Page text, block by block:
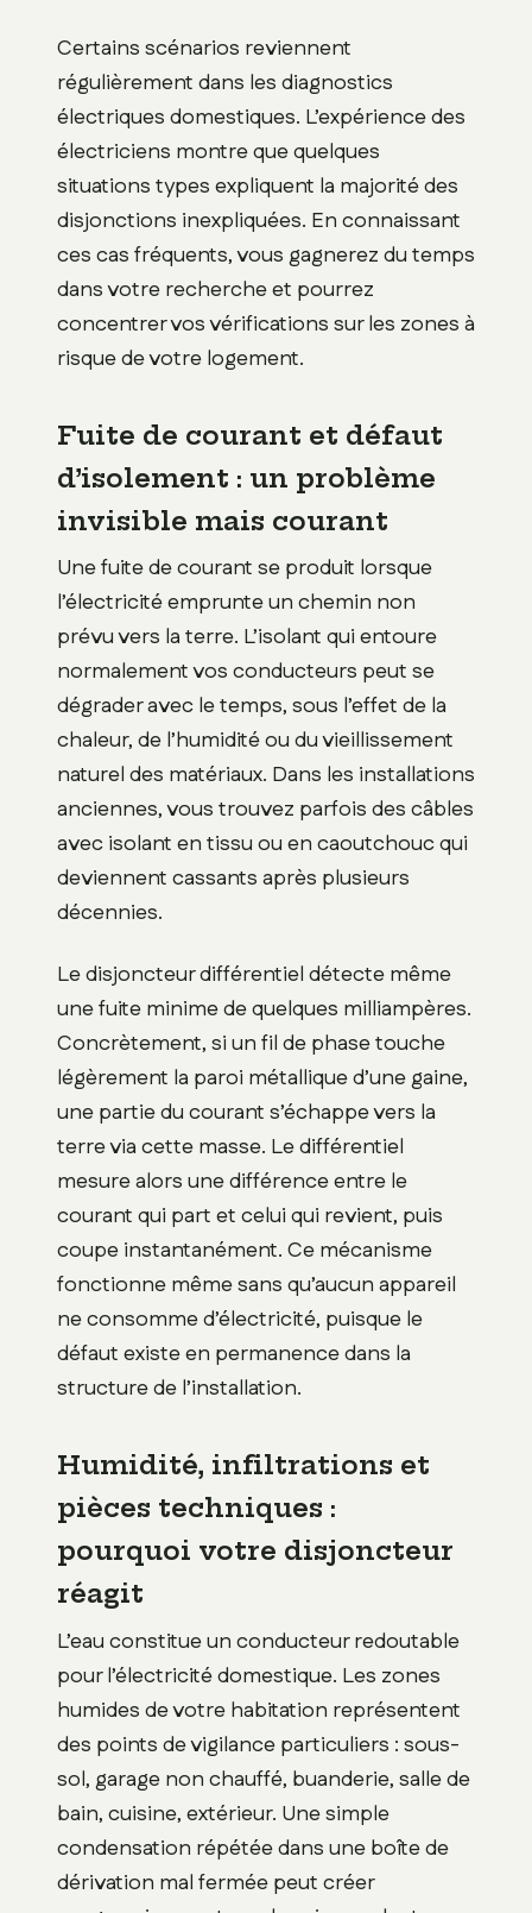
Certains scénarios reviennent
régulièrement dans les diagnostics
électriques domestiques. L’expérience des
électriciens montre que quelques
situations types expliquent la majorité des
disjonctions inexpliquées. En connaissant
ces cas fréquents, vous gagnerez du temps
dans votre recherche et pourrez
concentrer vos vérifications sur les zones à
risque de votre logement.
Fuite de courant et défaut
d’isolement : un problème
invisible mais courant
Une fuite de courant se produit lorsque
l’électricité emprunte un chemin non
prévu vers la terre. L’isolant qui entoure
normalement vos conducteurs peut se
dégrader avec le temps, sous l’effet de la
chaleur, de l’humidité ou du vieillissement
naturel des matériaux. Dans les installations
anciennes, vous trouvez parfois des câbles
avec isolant en tissu ou en caoutchouc qui
deviennent cassants après plusieurs
décennies.
Le disjoncteur différentiel détecte même
une fuite minime de quelques milliampères.
Concrètement, si un fil de phase touche
légèrement la paroi métallique d’une gaine,
une partie du courant s’échappe vers la
terre via cette masse. Le différentiel
mesure alors une différence entre le
courant qui part et celui qui revient, puis
coupe instantanément. Ce mécanisme
fonctionne même sans qu’aucun appareil
ne consomme d’électricité, puisque le
défaut existe en permanence dans la
structure de l’installation.
Humidité, infiltrations et
pièces techniques :
pourquoi votre disjoncteur
réagit
L’eau constitue un conducteur redoutable
pour l’électricité domestique. Les zones
humides de votre habitation représentent
des points de vigilance particuliers : sous-
sol, garage non chauffé, buanderie, salle de
bain, cuisine, extérieur. Une simple
condensation répétée dans une boîte de
dérivation mal fermée peut créer